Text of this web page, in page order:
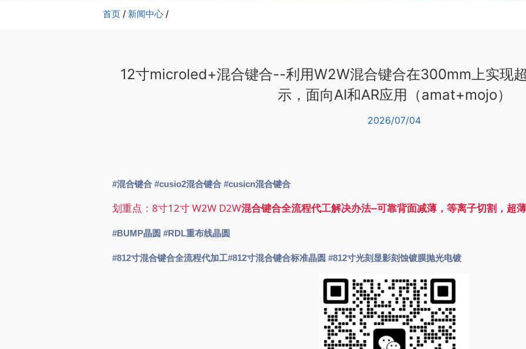
首页/ 新闻中心/
12寸microled+混合键合--利用W2W混合键合在300mm上实现
示，面向AI和AR应用（amat+mojo）
2026/07/04
#混合键合 #cusio2混合键合 #cusicn混合键合
划重点：8寸12寸 W2W D2W混合键合全流程代工解决办法--可靠背面减薄，等离子切割，超薄
#BUMP晶圆 #RDL重布线晶圆
#812寸混合键合全流程代加工#812寸混合键合标准晶圆 #812寸光刻显影刻蚀镀膜抛光电镀